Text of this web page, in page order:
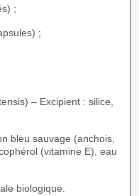
;
;
– Excipient : silice,
bleu sauvage (anchois,
(vitamine E), eau
biologique.